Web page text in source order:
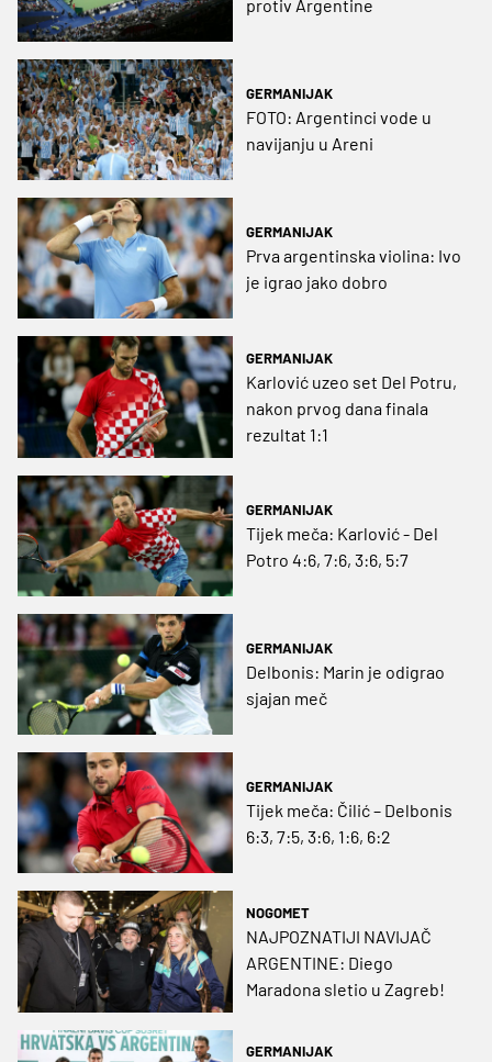
protiv Argentine
GERMANIJAK
FOTO: Argentinci vode u
navijanju u Areni
GERMANIJAK
Prva argentinska violina: Ivo
je igrao jako dobro
GERMANIJAK
Karlović uzeo set Del Potru,
nakon prvog dana finala
rezultat 1:1
GERMANIJAK
Tijek meča: Karlović - Del
Potro 4:6, 7:6, 3:6, 5:7
GERMANIJAK
Delbonis: Marin je odigrao
sjajan meč
GERMANIJAK
Tijek meča: Čilić – Delbonis
6:3, 7:5, 3:6, 1:6, 6:2
NOGOMET
NAJPOZNATIJI NAVIJAČ
ARGENTINE: Diego
Maradona sletio u Zagreb!
GERMANIJAK